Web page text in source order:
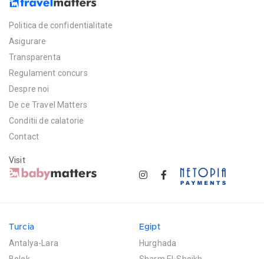
Politica de confidentialitate
Asigurare
Transparenta
Regulament concurs
Despre noi
De ce Travel Matters
Conditii de calatorie
Contact
Visit
Turcia
Antalya-Lara
Egipt
Hurghada